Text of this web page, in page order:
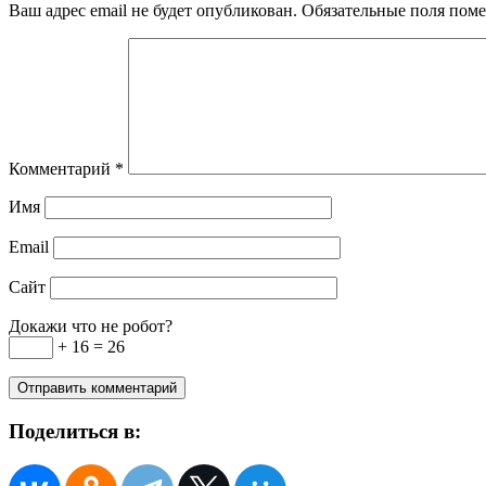
Ваш адрес email не будет опубликован. Обязательные поля
Комментарий *
Имя
Email
Сайт
Докажи что не робот?
+ 16 = 26
Поделиться в: